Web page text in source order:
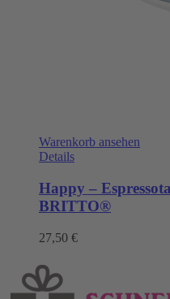
Warenkorb ansehen
Details
Happy –
BRITTO®
27,50 €